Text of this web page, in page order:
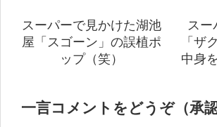
スーパーで見かけた湖池
屋「スゴーン」の誤植ポ
ップ（笑）
スー
「ザ
中身
一言コメントをどうぞ（承